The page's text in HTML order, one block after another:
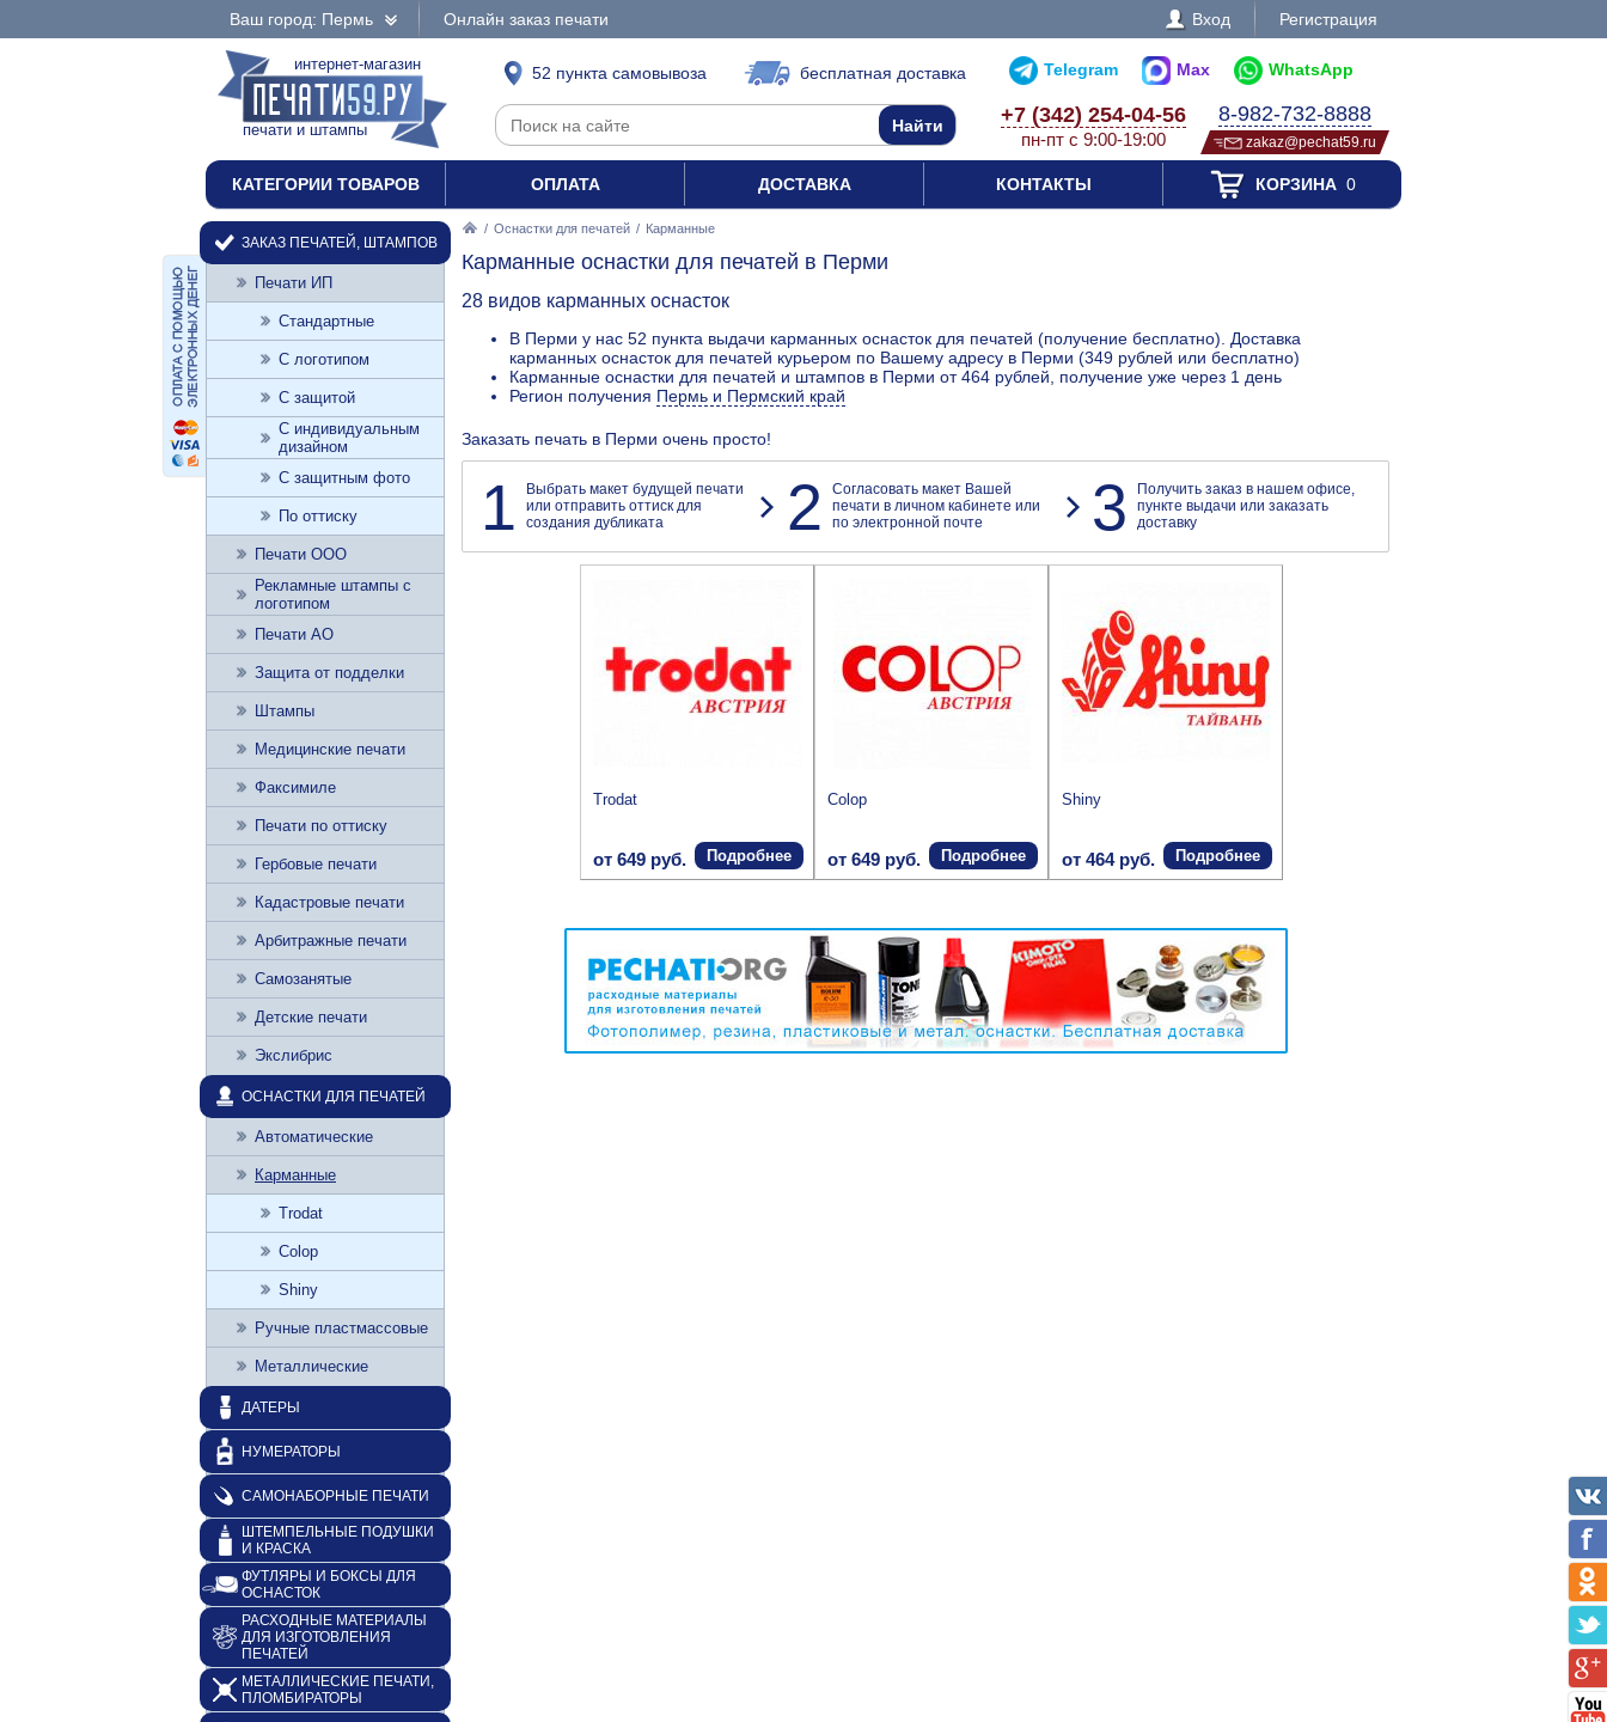
Ваш город: Пермь Онлайн заказ печати Вход Регистрация
интернет-магазин
печати и штампы
52 пункта самовывоза бесплатная доставка Telegram Max WhatsApp
+7 (342) 254-04-56
пн-пт с 9:00-19:00
8-982-732-8888
zakaz@pechat59.ru
КАТЕГОРИИ ТОВАРОВ ОПЛАТА ДОСТАВКА КОНТАКТЫ КОРЗИНА0
/ Оснастки для печатей / Карманные
Карманные оснастки для печатей в Перми
28 видов карманных оснасток
В Перми у нас 52 пункта выдачи карманных оснасток для печатей (получение бесплатно). Доставка
карманных оснасток для печатей курьером по Вашему адресу в Перми (349 рублей или бесплатно)
Карманные оснастки для печатей и штампов в Перми от 464 рублей, получение уже через 1 день
Регион получения Пермь и Пермский край
Заказать печать в Перми очень просто!
1
Выбрать макет будущей печати
или отправить оттиск для
создания дубликата
2
Согласовать макет Вашей
печати в личном кабинете или
по электронной почте
3
Получить заказ в нашем офисе,
пункте выдачи или заказать
доставку
Trodat
от 649 руб. Подробнее
Colop
от 649 руб. Подробнее
Shiny
от 464 руб. Подробнее
ЗАКАЗ ПЕЧАТЕЙ, ШТАМПОВ
Печати ИП
Стандартные
С логотипом
С защитой
С индивидуальным
дизайном
С защитным фото
По оттиску
Печати ООО
Рекламные штампы с
логотипом
Печати АО
Защита от подделки
Штампы
Медицинские печати
Факсимиле
Печати по оттиску
Гербовые печати
Кадастровые печати
Арбитражные печати
Самозанятые
Детские печати
Экслибрис
ОСНАСТКИ ДЛЯ ПЕЧАТЕЙ
Автоматические
Карманные
Trodat
Colop
Shiny
Ручные пластмассовые
Металлические
ДАТЕРЫ
НУМЕРАТОРЫ
САМОНАБОРНЫЕ ПЕЧАТИ
ШТЕМПЕЛЬНЫЕ ПОДУШКИ
И КРАСКА
ФУТЛЯРЫ И БОКСЫ ДЛЯ
ОСНАСТОК
РАСХОДНЫЕ МАТЕРИАЛЫ
ДЛЯ ИЗГОТОВЛЕНИЯ
ПЕЧАТЕЙ
МЕТАЛЛИЧЕСКИЕ ПЕЧАТИ,
ПЛОМБИРАТОРЫ